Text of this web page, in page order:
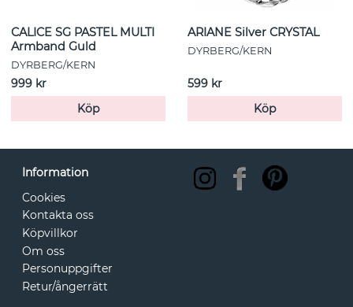
CALICE SG PASTEL MULTI
Armband Guld
DYRBERG/KERN
999 kr
Köp
ARIANE Silver CRYSTAL
DYRBERG/KERN
599 kr
Köp
Information
Cookies
Kontakta oss
Köpvillkor
Om oss
Personuppgifter
Retur/ångerrätt